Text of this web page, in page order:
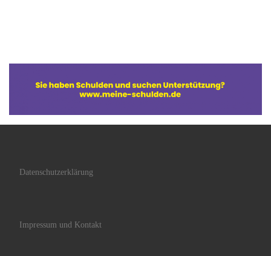
Datenschutzerklärung
Impressum und Kontakt